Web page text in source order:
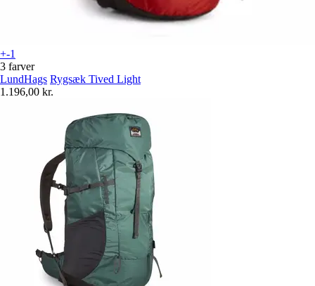
+-1
3 farver
LundHags Rygsæk Tived Light
1.196,00 kr.